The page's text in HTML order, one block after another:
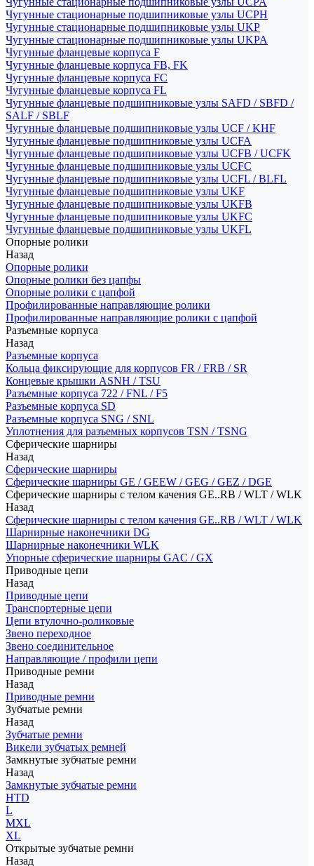
Чугунные стационарные подшипниковые узлы UCPH
Чугунные стационарные подшипниковые узлы UKP
Чугунные стационарные подшипниковые узлы UKPA
Чугунные фланцевые корпуса F
Чугунные фланцевые корпуса FB, FK
Чугунные фланцевые корпуса FC
Чугунные фланцевые корпуса FL
Чугунные фланцевые подшипниковые узлы SAFD / SBFD /
SALF / SBLF
Чугунные фланцевые подшипниковые узлы UCF / KHF
Чугунные фланцевые подшипниковые узлы UCFA
Чугунные фланцевые подшипниковые узлы UCFB / UCFK
Чугунные фланцевые подшипниковые узлы UCFC
Чугунные фланцевые подшипниковые узлы UCFL / BLFL
Чугунные фланцевые подшипниковые узлы UKF
Чугунные фланцевые подшипниковые узлы UKFB
Чугунные фланцевые подшипниковые узлы UKFC
Чугунные фланцевые подшипниковые узлы UKFL
Опорные ролики
Назад
Опорные ролики
Опорные ролики без цапфы
Опорные ролики с цапфой
Профилированные направляющие ролики
Профилированные направляющие ролики с цапфой
Разъемные корпуса
Назад
Разъемные корпуса
Кольца фиксирующие для корпусов FR / FRB / SR
Концевые крышки ASNH / TSU
Разъемные корпуса 722 / FNL / F5
Разъемные корпуса SD
Разъемные корпуса SNG / SNL
Уплотнения для разъемных корпусов TSN / TSNG
Сферические шарниры
Назад
Сферические шарниры
Сферические шарниры GE / GEEW / GEG / GEZ / DGE
Сферические шарниры с телом качения GE..RB / WLT / WLK
Назад
Сферические шарниры с телом качения GE..RB / WLT / WLK
Шарнирные наконечники DG
Шарнирные наконечники WLK
Упорные сферические шарниры GAC / GX
Приводные цепи
Назад
Приводные цепи
Транспортерные цепи
Цепи втулочно-роликовые
Звено переходное
Звено соединительное
Направляющие / профили цепи
Приводные ремни
Назад
Приводные ремни
Зубчатые ремни
Назад
Зубчатые ремни
Викели зубчатых ремней
Замкнутые зубчатые ремни
Назад
Замкнутые зубчатые ремни
HTD
L
MXL
XL
Открытые зубчатые ремни
Назад